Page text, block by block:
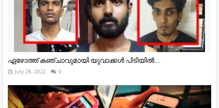
ഏഴോത്ത് കഞ്ചാവുമായി യുവാക്കൾ പിടിയിൽ....
July 28, 2022 0